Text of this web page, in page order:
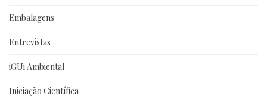
Embalagens
Entrevistas
iGUi Ambiental
Iniciação Científica